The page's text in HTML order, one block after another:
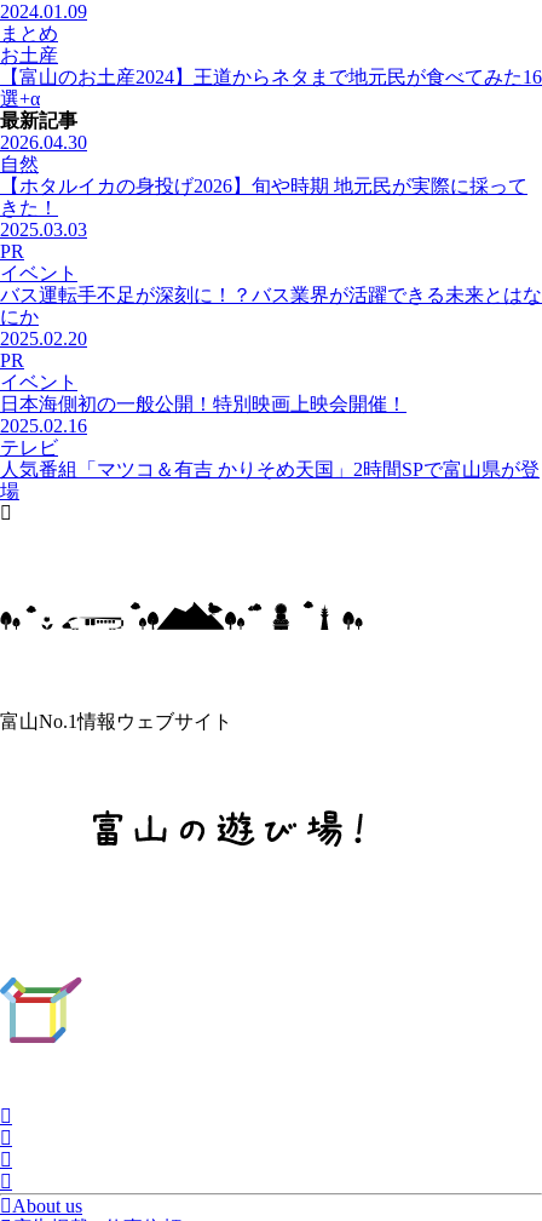
2024.01.09
まとめ
お土産
【富山のお土産2024】王道からネタまで地元民が食べてみた16
選+α
最新記事
2026.04.30
自然
【ホタルイカの身投げ2026】旬や時期 地元民が実際に採って
きた！
2025.03.03
PR
イベント
バス運転手不足が深刻に！？バス業界が活躍できる未来とはな
にか
2025.02.20
PR
イベント
日本海側初の一般公開！特別映画上映会開催！
2025.02.16
テレビ
人気番組「マツコ＆有吉 かりそめ天国」2時間SPで富山県が登
場
富山No.1情報ウェブサイト
About us